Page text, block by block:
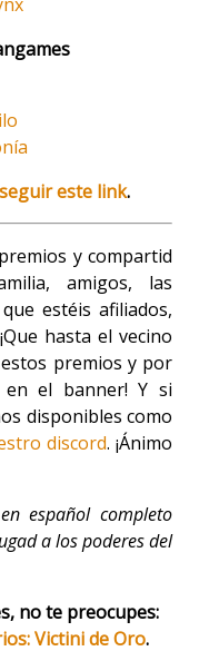
seguir este link.
y compartid
amigos, las
estéis afiliados,
hasta el vecino
premios y por
el banner! Y si
disponibles como
discord. ¡Ánimo
español completo
a los poderes del
no te preocupes:
Victini de Oro.